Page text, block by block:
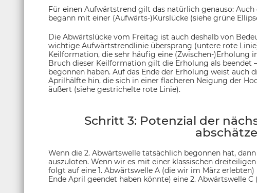
Für einen Aufwärtstrend gilt das natürlich genauso:
begann mit einer (Aufwärts-)Kurslücke (siehe grüne
Die Abwärtslücke vom Freitag ist auch deshalb von
wichtige Aufwärtstrendlinie übersprang (untere rote
Keilformation, die sehr häufig eine (Zwischen-)Erholung
Bruch dieser Keilformation gilt die Erholung als beendet
begonnen haben. Auf das Ende der Erholung weist auch
Aprilhälfte hin, die sich in einer flacheren Neigung der
äußert (siehe gestrichelte rote Linie).
Schritt 3: Potenzial der
Wenn die 2. Abwärtswelle tatsächlich begonnen hat,
auszuloten. Wenn wir es mit einer klassischen
folgt auf eine 1. Abwärtswelle A (die wir im März
Ende April geendet haben könnte) eine 2. Abwärtswelle